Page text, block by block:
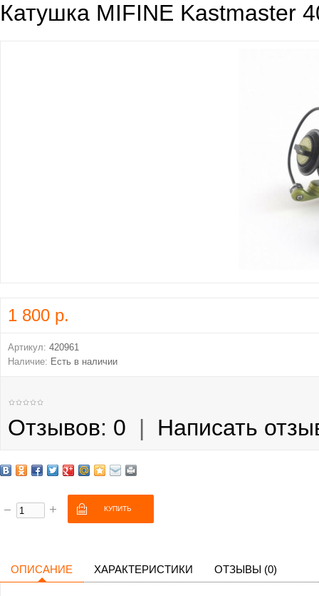
Катушка MIFINE Kastmaster
1 800 р.
Артикул: 420961
Наличие: Есть в наличии
Отзывов: 0 | Написать
ОПИСАНИЕ ХАРАКТЕРИСТИКИ ОТЗЫВЫ (0)